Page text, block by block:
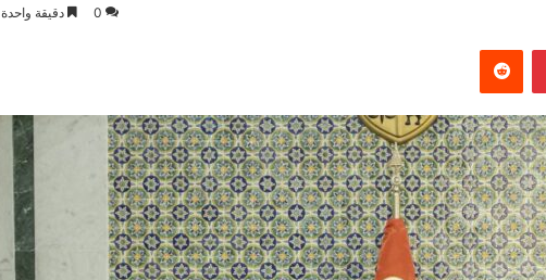
0 دقيقة واحدة
بينتيريست